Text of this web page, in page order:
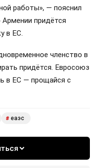
работы», — пояснил
придётся
в ЕС.
членство в
придётся. Евросоюз
в ЕС — прощайся с
# еаэс